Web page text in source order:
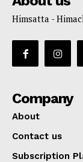
Himsatta -
Company
About
Contact us
Subscription